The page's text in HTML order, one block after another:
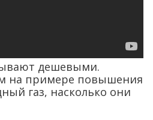
дешевыми.
на примере повышения
газ, насколько они